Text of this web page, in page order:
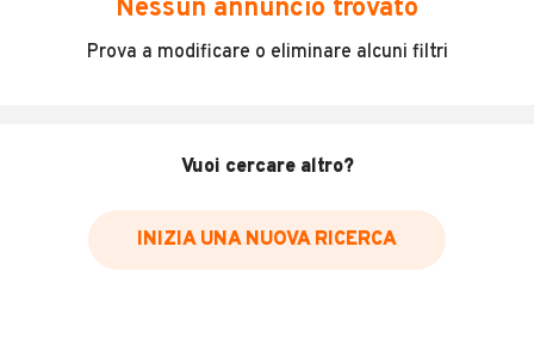
Incidenti in cui è stato coinvolto il veicolo
Data e luogo delle revisioni effettuate
Inserisci il numero di targa per verificare la disponibilità
Nessun annuncio trovato
Prova a modificare o eliminare alcuni filtri
Vuoi cercare altro?
INIZIA UNA NUOVA RICERCA